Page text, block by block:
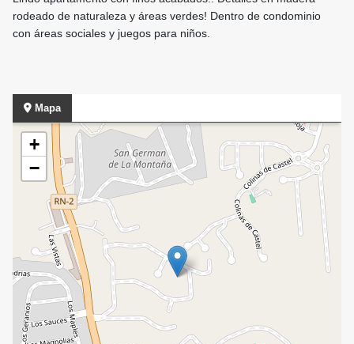
rodeado de naturaleza y áreas verdes! Dentro de condominio
con áreas sociales y juegos para niños.
Mapa
+
−